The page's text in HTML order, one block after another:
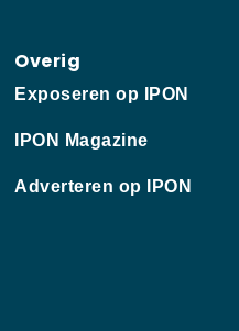
Overig
Exposeren op IPON
IPON Magazine
Adverteren op IPON